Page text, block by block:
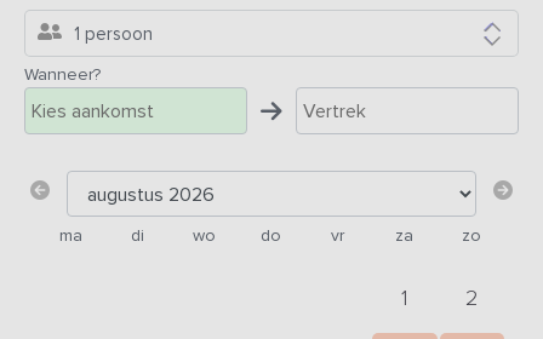
1 persoon
Wanneer?
ma di wo do vr za zo
1 2